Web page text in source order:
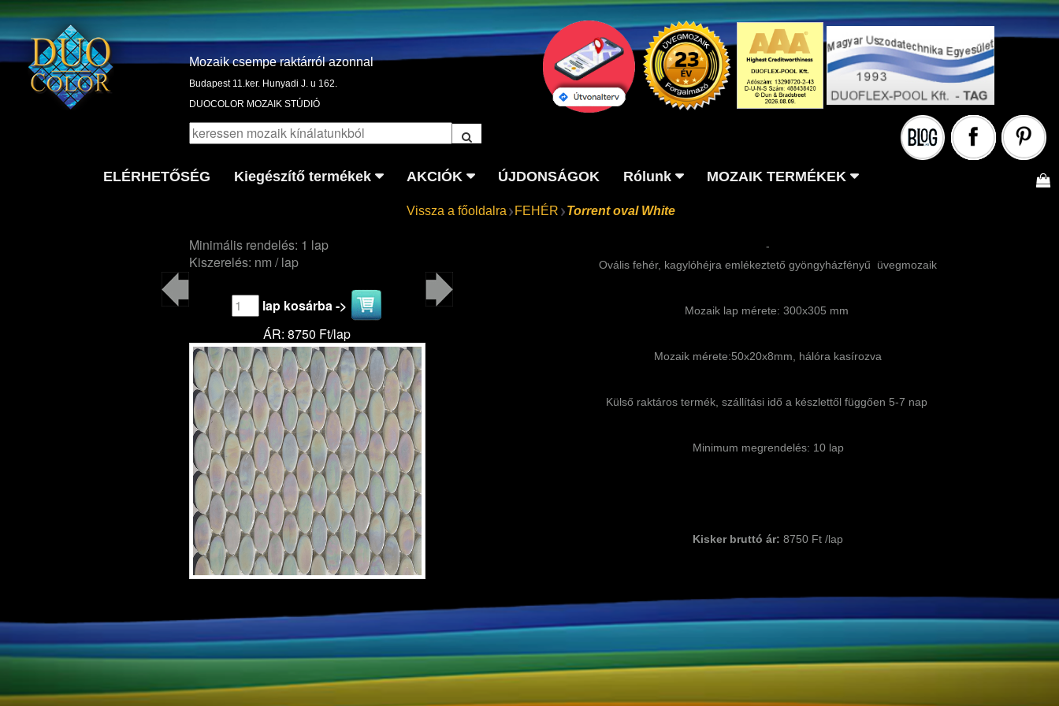
Mozaik csempe raktárról azonnal
Budapest 11.ker. Hunyadi J. u 162.
DUOCOLOR MOZAIK STÚDIÓ
ELÉRHETŐSÉG Kiegészítő termékek AKCIÓK ÚJDONSÁGOK Rólunk MOZAIK TERMÉKEK
Vissza a főoldalra FEHÉR Torrent oval White
Minimális rendelés: 1 lap
Kiszerelés: nm / lap
lap kosárba ->
ÁR: 8750 Ft/lap
-
Ovális fehér, kagylóhéjra emlékeztető gyöngyházfényű üvegmozaik
Mozaik lap mérete: 300x305 mm
Mozaik mérete:50x20x8mm, hálóra kasírozva
Külső raktáros termék, szállítási idő a készlettől függően 5-7 nap
Minimum megrendelés: 10 lap
Kisker bruttó ár: 8750 Ft /lap